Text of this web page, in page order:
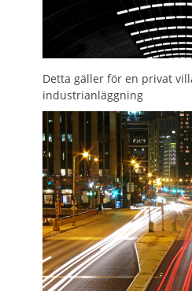
Detta gäller för en privat
industrianläggning